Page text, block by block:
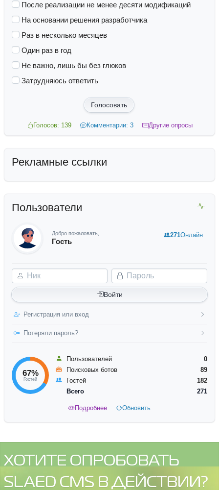
После реализации не менее десяти модификаций
На основании решения разработчика
Раз в несколько месяцев
Один раз в год
Не важно, лишь бы без глюков
Затрудняюсь ответить
Голосовать
Голосов: 139 Комментарии: 3 Другие опросы
Рекламные ссылки
Пользователи
Добро пожаловать,
Гость
Ник Пароль
Войти
Регистрация или вход
Потеряли пароль?
271Онлайн
67%
Гостей
Пользователей
0
Поисковых ботов
89
Гостей
182
Всего
271
Подробнее Обновить
ХОТИТЕ ОПРОБОВАТЬ
SLAED CMS В ДЕЙСТВИИ?